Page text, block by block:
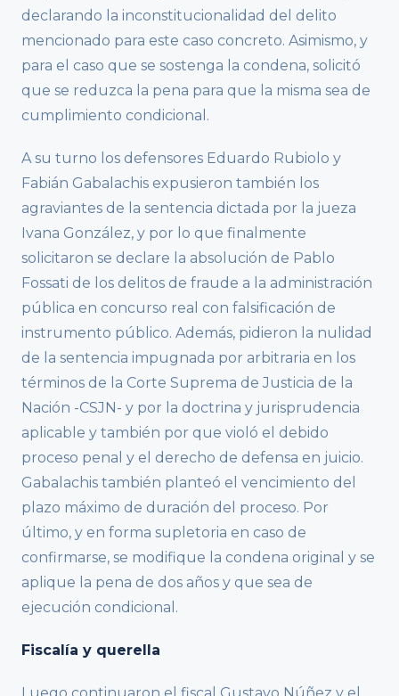
declarando la inconstitucionalidad del delito
mencionado para este caso concreto. Asimismo, y
para el caso que se sostenga la condena, solicitó
que se reduzca la pena para que la misma sea de
cumplimiento condicional.
A su turno los defensores Eduardo Rubiolo y
Fabián Gabalachis expusieron también los
agraviantes de la sentencia dictada por la jueza
Ivana González, y por lo que finalmente
solicitaron se declare la absolución de Pablo
Fossati de los delitos de fraude a la administración
pública en concurso real con falsificación de
instrumento público. Además, pidieron la nulidad
de la sentencia impugnada por arbitraria en los
términos de la Corte Suprema de Justicia de la
Nación -CSJN- y por la doctrina y jurisprudencia
aplicable y también por que violó el debido
proceso penal y el derecho de defensa en juicio.
Gabalachis también planteó el vencimiento del
plazo máximo de duración del proceso. Por
último, y en forma supletoria en caso de
confirmarse, se modifique la condena original y se
aplique la pena de dos años y que sea de
ejecución condicional.
Fiscalía y querella
Luego continuaron el fiscal Gustavo Núñez y el